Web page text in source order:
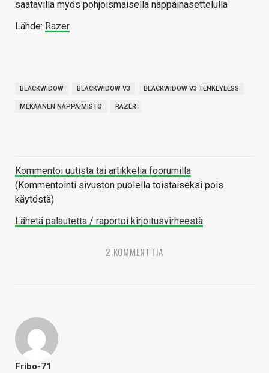
saatavilla myös pohjoismaisella näppäinasettelulla
Lähde: Razer
BLACKWIDOW BLACKWIDOW V3 BLACKWIDOW V3 TENKEYLESS
MEKAANEN NÄPPÄIMISTÖ RAZER
Kommentoi uutista tai artikkelia foorumilla
(Kommentointi sivuston puolella toistaiseksi pois
käytöstä)
Lähetä palautetta / raportoi kirjoitusvirheestä
2 KOMMENTTIA
Fribo-71